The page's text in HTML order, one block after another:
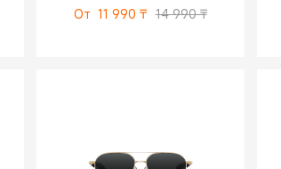
От 11 990 ₸ 14 990 ₸